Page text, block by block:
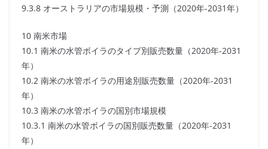
9.3.8 オーストラリアの市場規模・予測（2020年-2031年）
10 南米市場
10.1 南米の水管ボイラのタイプ別販売数量（2020年-2031
年）
10.2 南米の水管ボイラの用途別販売数量（2020年-2031
年）
10.3 南米の水管ボイラの国別市場規模
10.3.1 南米の水管ボイラの国別販売数量（2020年-2031
年）